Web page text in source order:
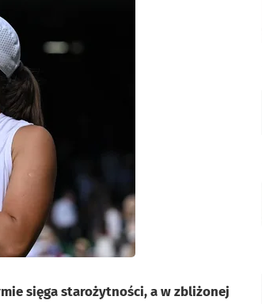
sięga starożytności, a w zbliżonej